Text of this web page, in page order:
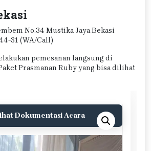
No.34 Mustika Jaya Bekasi
31 (WA/Call)
pemesanan langsung di
Prasmanan Ruby yang bisa dilihat